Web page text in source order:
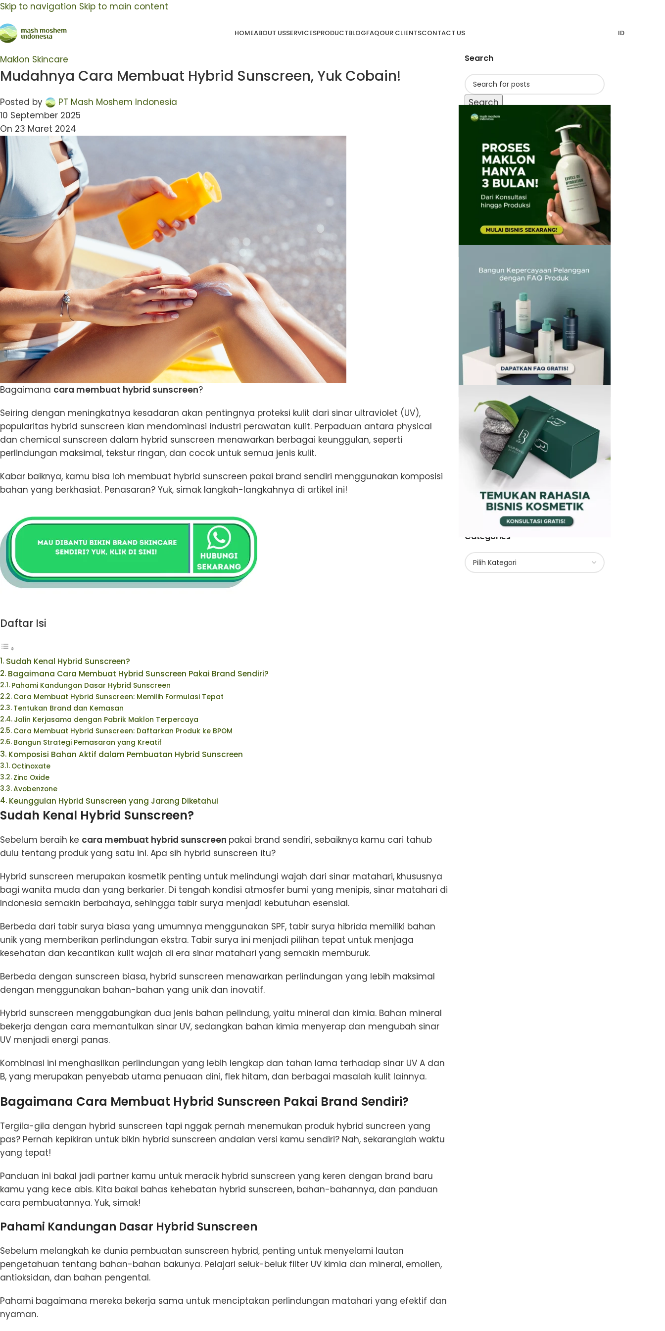
Skip to navigation Skip to main content
HOMEABOUT USSERVICESPRODUCTBLOGFAQOUR CLIENTSCONTACT US ID
Maklon Skincare
Mudahnya Cara Membuat Hybrid Sunscreen, Yuk Cobain!
Posted by
PT Mash Moshem Indonesia
10 September 2025
On 23 Maret 2024
Bagaimana cara membuat hybrid sunscreen?
Seiring dengan meningkatnya kesadaran akan pentingnya proteksi kulit dari sinar ultraviolet (UV),
popularitas hybrid sunscreen kian mendominasi industri perawatan kulit. Perpaduan antara physical
dan chemical sunscreen dalam hybrid sunscreen menawarkan berbagai keunggulan, seperti
perlindungan maksimal, tekstur ringan, dan cocok untuk semua jenis kulit.
Kabar baiknya, kamu bisa loh membuat hybrid sunscreen pakai brand sendiri menggunakan komposisi
bahan yang berkhasiat. Penasaran? Yuk, simak langkah-langkahnya di artikel ini!
Daftar Isi
Sudah Kenal Hybrid Sunscreen?
Bagaimana Cara Membuat Hybrid Sunscreen Pakai Brand Sendiri?
Pahami Kandungan Dasar Hybrid Sunscreen
Cara Membuat Hybrid Sunscreen: Memilih Formulasi Tepat
Tentukan Brand dan Kemasan
Jalin Kerjasama dengan Pabrik Maklon Terpercaya
Cara Membuat Hybrid Sunscreen: Daftarkan Produk ke BPOM
Bangun Strategi Pemasaran yang Kreatif
Komposisi Bahan Aktif dalam Pembuatan Hybrid Sunscreen
Octinoxate
Zinc Oxide
Avobenzone
Keunggulan Hybrid Sunscreen yang Jarang Diketahui
Sudah Kenal Hybrid Sunscreen?
Sebelum beraih ke cara membuat hybrid sunscreen pakai brand sendiri, sebaiknya kamu cari tahub
dulu tentang produk yang satu ini. Apa sih hybrid sunscreen itu?
Hybrid sunscreen merupakan kosmetik penting untuk melindungi wajah dari sinar matahari, khususnya
bagi wanita muda dan yang berkarier. Di tengah kondisi atmosfer bumi yang menipis, sinar matahari di
Indonesia semakin berbahaya, sehingga tabir surya menjadi kebutuhan esensial.
Berbeda dari tabir surya biasa yang umumnya menggunakan SPF, tabir surya hibrida memiliki bahan
unik yang memberikan perlindungan ekstra. Tabir surya ini menjadi pilihan tepat untuk menjaga
kesehatan dan kecantikan kulit wajah di era sinar matahari yang semakin memburuk.
Berbeda dengan sunscreen biasa, hybrid sunscreen menawarkan perlindungan yang lebih maksimal
dengan menggunakan bahan-bahan yang unik dan inovatif.
Hybrid sunscreen menggabungkan dua jenis bahan pelindung, yaitu mineral dan kimia. Bahan mineral
bekerja dengan cara memantulkan sinar UV, sedangkan bahan kimia menyerap dan mengubah sinar
UV menjadi energi panas.
Kombinasi ini menghasilkan perlindungan yang lebih lengkap dan tahan lama terhadap sinar UV A dan
B, yang merupakan penyebab utama penuaan dini, flek hitam, dan berbagai masalah kulit lainnya.
Bagaimana Cara Membuat Hybrid Sunscreen Pakai Brand Sendiri?
Tergila-gila dengan hybrid sunscreen tapi nggak pernah menemukan produk hybrid suncreen yang
pas? Pernah kepikiran untuk bikin hybrid sunscreen andalan versi kamu sendiri? Nah, sekaranglah waktu
yang tepat!
Panduan ini bakal jadi partner kamu untuk meracik hybrid sunscreen yang keren dengan brand baru
kamu yang kece abis. Kita bakal bahas kehebatan hybrid sunscreen, bahan-bahannya, dan panduan
cara pembuatannya. Yuk, simak!
Pahami Kandungan Dasar Hybrid Sunscreen
Sebelum melangkah ke dunia pembuatan sunscreen hybrid, penting untuk menyelami lautan
pengetahuan tentang bahan-bahan bakunya. Pelajari seluk-beluk filter UV kimia dan mineral, emolien,
antioksidan, dan bahan pengental.
Pahami bagaimana mereka bekerja sama untuk menciptakan perlindungan matahari yang efektif dan
nyaman.
Search
Search
Categories